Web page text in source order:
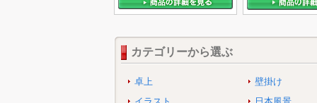
カテゴリーから選ぶ
卓上
壁掛け